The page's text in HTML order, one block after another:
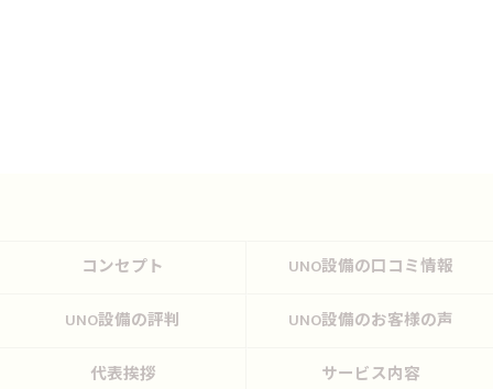
コンセプト UNO設備の口コミ情報
UNO設備の評判 UNO設備のお客様の声
代表挨拶 サービス内容